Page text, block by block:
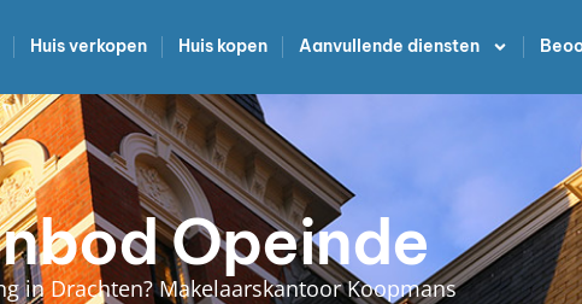
Huis verkopen Huis kopen Aanvullende diensten
Opeinde
in Drachten? Makelaarskantoor Koopmans